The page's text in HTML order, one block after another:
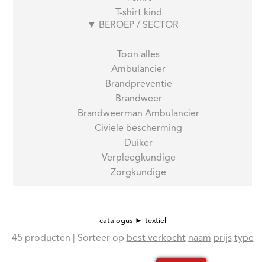
T-shirt kind
▼ BEROEP / SECTOR
Toon alles
Ambulancier
Brandpreventie
Brandweer
Brandweerman Ambulancier
Civiele bescherming
Duiker
Verpleegkundige
Zorgkundige
catalogus► textiel
45 producten | Sorteer op best verkocht naam prijs type